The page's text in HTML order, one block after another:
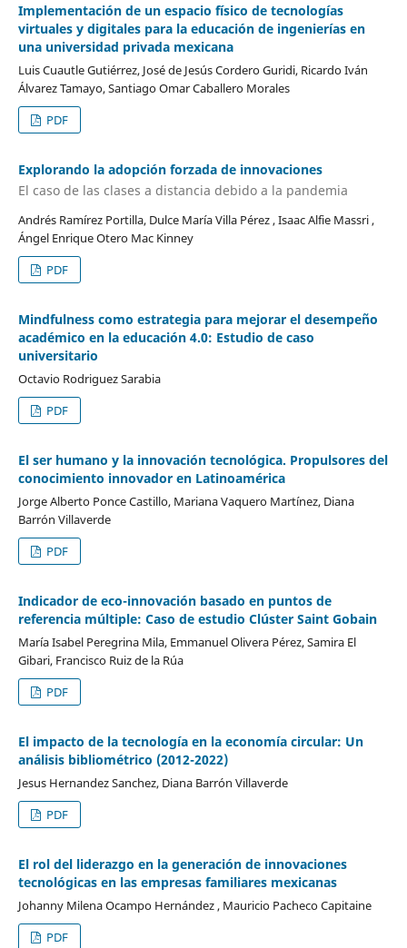
Implementación de un espacio físico de tecnologías
virtuales y digitales para la educación de ingenierías en
una universidad privada mexicana
Luis Cuautle Gutiérrez, José de Jesús Cordero Guridi, Ricardo Iván
Álvarez Tamayo, Santiago Omar Caballero Morales
PDF
Explorando la adopción forzada de innovaciones
El caso de las clases a distancia debido a la pandemia
Andrés Ramírez Portilla, Dulce María Villa Pérez , Isaac Alfie Massri ,
Ángel Enrique Otero Mac Kinney
PDF
Mindfulness como estrategia para mejorar el desempeño
académico en la educación 4.0: Estudio de caso
universitario
Octavio Rodriguez Sarabia
PDF
El ser humano y la innovación tecnológica. Propulsores del
conocimiento innovador en Latinoamérica
Jorge Alberto Ponce Castillo, Mariana Vaquero Martínez, Diana
Barrón Villaverde
PDF
Indicador de eco-innovación basado en puntos de
referencia múltiple: Caso de estudio Clúster Saint Gobain
María Isabel Peregrina Mila, Emmanuel Olivera Pérez, Samira El
Gibari, Francisco Ruiz de la Rúa
PDF
El impacto de la tecnología en la economía circular: Un
análisis bibliométrico (2012-2022)
Jesus Hernandez Sanchez, Diana Barrón Villaverde
PDF
El rol del liderazgo en la generación de innovaciones
tecnológicas en las empresas familiares mexicanas
Johanny Milena Ocampo Hernández , Mauricio Pacheco Capitaine
PDF